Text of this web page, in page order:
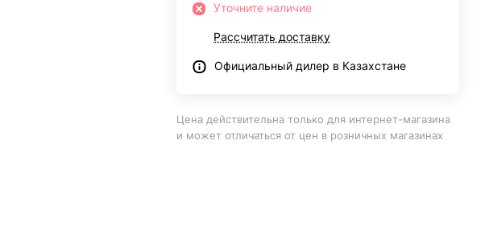
Уточните наличие
Рассчитать доставку
Официальный дилер в Казахстане
Цена действительна только для интернет-магазина
и может отличаться от цен в розничных магазинах